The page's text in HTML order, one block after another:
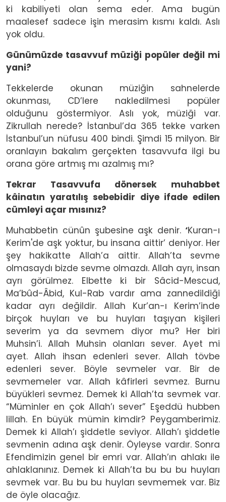
ki kabiliyeti olan sema eder. Ama bugün
maalesef sadece işin merasim kısmı kaldı. Aslı
yok oldu.
Günümüzde tasavvuf müziği popüler değil mi
yani?
Tekkelerde okunan müziğin sahnelerde
okunması, CD’lere nakledilmesi popüler
olduğunu göstermiyor. Aslı yok, müziği var.
Zikrullah nerede? İstanbul’da 365 tekke varken
İstanbul’un nüfusu 400 bindi. Şimdi 15 milyon. Bir
oranlayın bakalım gerçekten tasavvufa ilgi bu
orana göre artmış mı azalmış mı?
Tekrar Tasavvufa dönersek muhabbet
kâinatın yaratılış sebebidir diye ifade edilen
cümleyi açar mısınız?
Muhabbetin cünûn şubesine aşk denir. ‘Kuran-ı
Kerim'de aşk yoktur, bu insana aittir’ deniyor. Her
şey
hakikatte Allah’a aittir. Allah’ta sevme
olmasaydı bizde sevme olmazdı. Allah ayrı, insan
ayrı görülmez. Elbette ki bir Sâcid-Mescud,
Ma’bûd-Âbid, Kul-Rab vardır ama zannedildiği
kadar ayrı değildir. Allah Kur’an-ı Kerim’inde
birçok huyları ve bu huyları taşıyan kişileri
severim ya da sevmem diyor mu? Her biri
Muhsin’i. Allah Muhsin olanları sever. Ayet mi
ayet. Allah ihsan edenleri sever. Allah tövbe
edenleri sever. Böyle sevmeler var. Bir de
sevmemeler var. Allah kâfirleri sevmez. Burnu
büyükleri sevmez. Demek ki Allah’ta sevmek var.
“Müminler en çok Allah’ı sever” Eşeddü hubben
lillah. En büyük mümin kimdir? Peygamberimiz.
Demek ki Allah’ı şiddetle seviyor. Allah’ı şiddetle
sevmenin adına aşk denir. Öyleyse vardır. Sonra
Efendimizin genel bir emri var. Allah’ın ahlakı ile
ahlaklanınız. Demek ki Allah’ta bu bu bu huyları
sevmek var. Bu bu bu huyları sevmemek var. Biz
de öyle olacağız.